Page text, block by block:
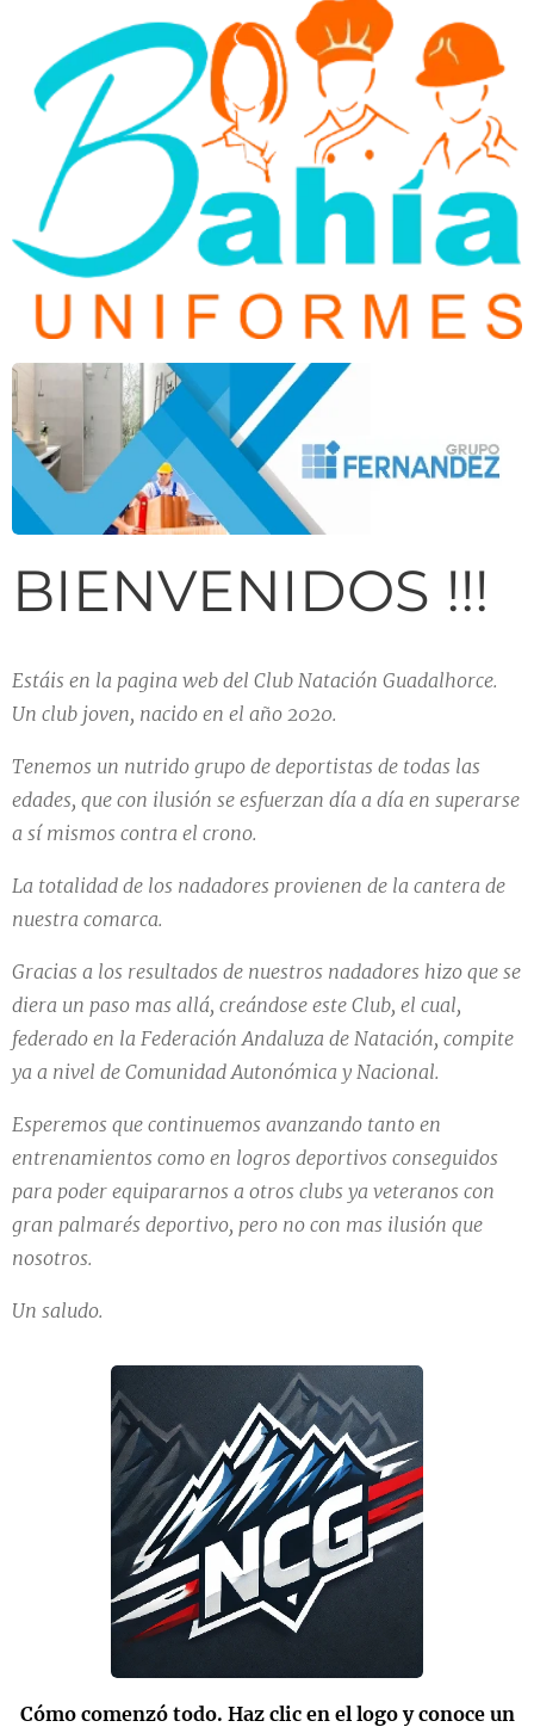
BIENVENIDOS !!!
Estáis en la pagina web del Club Natación Guadalhorce.
Un club joven, nacido en el año 2020.
Tenemos un nutrido grupo de deportistas de todas las
edades, que con ilusión se esfuerzan día a día en superarse
a sí mismos contra el crono.
La totalidad de los nadadores provienen de la cantera de
nuestra comarca.
Gracias a los resultados de nuestros nadadores hizo que se
diera un paso mas allá, creándose este Club, el cual,
federado en la Federación Andaluza de Natación, compite
ya a nivel de Comunidad Autonómica y Nacional.
Esperemos que continuemos avanzando tanto en
entrenamientos como en logros deportivos conseguidos
para poder equipararnos a otros clubs ya veteranos con
gran palmarés deportivo, pero no con mas ilusión que
nosotros.
Un saludo.
Cómo comenzó todo. Haz clic en el logo y conoce un